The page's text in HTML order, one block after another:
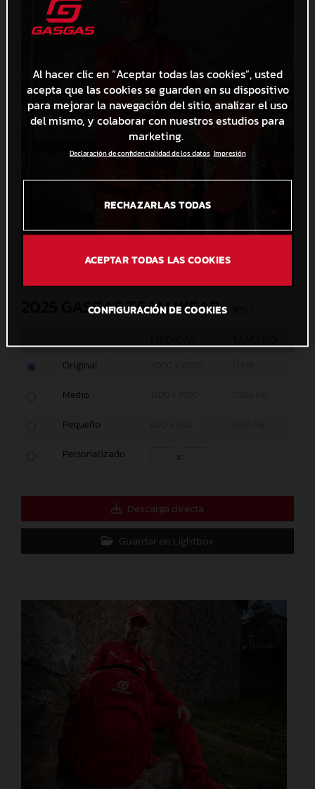
2025 GASGAS TEAM WEAR(. JPG )
Original
Medio
Pequeño
Personalizado x
Descarga directa
Guardar en Lightbox
Al hacer clic en “Aceptar todas las cookies”, usted
acepta que las cookies se guarden en su dispositivo
para mejorar la navegación del sitio, analizar el uso
del mismo, y colaborar con nuestros estudios para
marketing.
Declaración de confidencialidad de los datos Impresión
RECHAZARLAS TODAS
ACEPTAR TODAS LAS COOKIES
CONFIGURACIÓN DE COOKIES